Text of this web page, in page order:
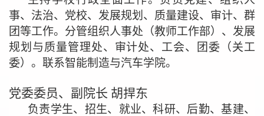
事、法治、党校、发展规划、质量建设、 审计、群
团等工作。分管组织人事处（教师工作部）、发展
规划与质量管理处、审计处、工会、团委（关工
委）。联系智能制造与汽车学院。
党委委员、副院长 胡捍东
负责学生、招生、就业、科研、后勤、基建、